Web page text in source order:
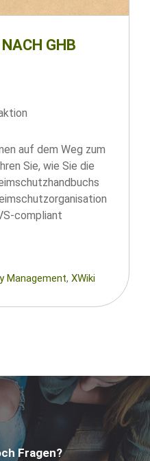
GHB
auf dem Weg zum
Sie, wie Sie die
compliant
Management, XWiki
Fragen?